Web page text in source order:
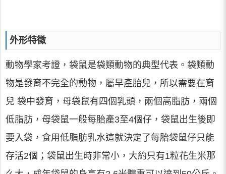
外形特徵
動物學家考證，袋鼠是袋類動物的典型代表。袋類動
物是發育不完全的動物，屬早產胎兒，所以需要在育
兒 袋中發育，母袋鼠有四個乳頭，兩個高脂肪，兩個
低脂肪，母袋鼠一般每胎產3至4個仔，袋鼠出生後即
要入袋，食用低脂肪乳水這就決定了每胎袋鼠仔只能
存活2個；袋鼠出生時非常小，大約只有1粒花生米那